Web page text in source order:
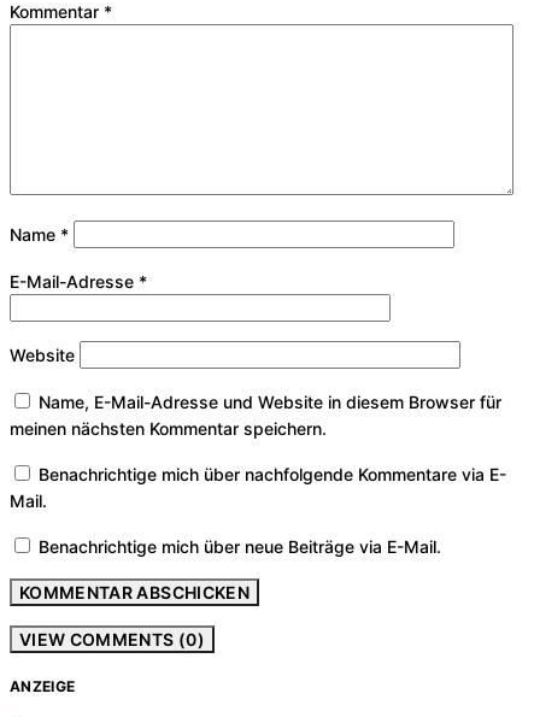
Kommentar *
Name *
E-Mail-Adresse *
Website
Name, E-Mail-Adresse und Website in diesem Browser für
meinen nächsten Kommentar speichern.
Benachrichtige mich über nachfolgende Kommentare via E-
Mail.
Benachrichtige mich über neue Beiträge via E-Mail.
VIEW COMMENTS (0)
ANZEIGE